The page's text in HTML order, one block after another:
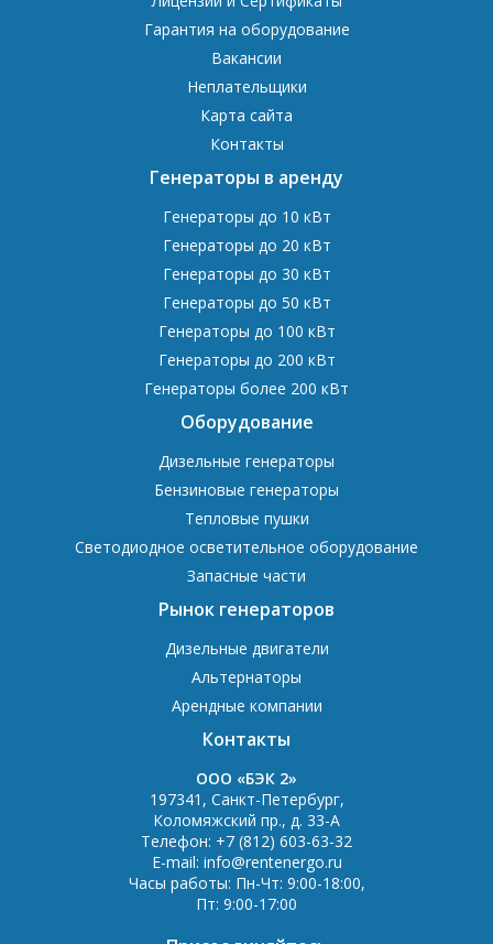
Гарантия на оборудование
Вакансии
Неплательщики
Карта сайта
Контакты
Генераторы в аренду
Генераторы до 10 кВт
Генераторы до 20 кВт
Генераторы до 30 кВт
Генераторы до 50 кВт
Генераторы до 100 кВт
Генераторы до 200 кВт
Генераторы более 200 кВт
Оборудование
Дизельные генераторы
Бензиновые генераторы
Тепловые пушки
Светодиодное осветительное оборудование
Запасные части
Рынок генераторов
Дизельные двигатели
Альтернаторы
Арендные компании
Контакты
OOO «БЭК 2»
197341 , Санкт-Петербург,
Коломяжский пр., д. 33-А
Телефон: +7 (812) 603-63-32
E-mail: info@rentenergo.ru
Часы работы: Пн-Чт: 9:00-18:00,
Пт: 9:00-17:00